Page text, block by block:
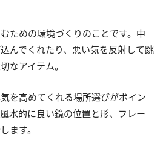
ための環境づくりのことです。中
んでくれたり、悪い気を反射して跳
なアイテム。
を高めてくれる場所選びがポイン
水的に良い鏡の位置と形、フレー
ます。